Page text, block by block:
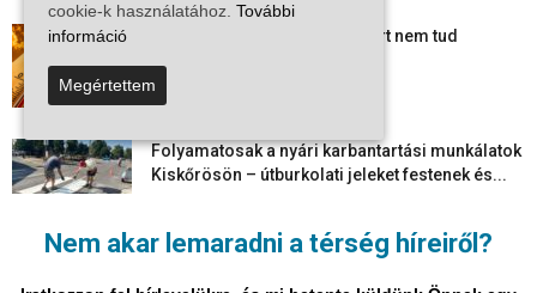
Nem akar lemaradni a térség híreiről?
Mi történik Európa felett? Ezért nem tud
2026-08-05
Folyamatosak a nyári karbantartási munkálatok
Kiskőrösön – útburkolati jeleket festenek és...
cookie-k használatához. További
információ
Megértettem